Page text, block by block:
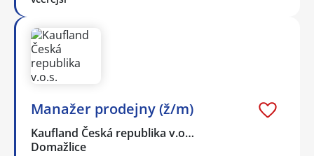
Manažer prodejny (ž/m)
Kaufland Česká republika v.o…
Domažlice